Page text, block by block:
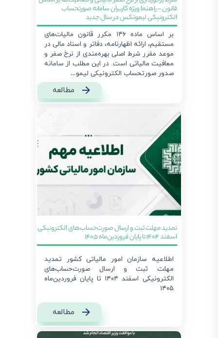
قانون – راهنما ویژه کاربران سامانه صورتحساب
الکترونیکی لیموتکس در سال جدید
بر اساس ماده ۱۴۶ مکرر قانون مالیات‌های
مستقیم، ارائه اظهارنامه، دفاتر و اسناد مالی در
موعد مقرر شرط اصلی بهره‌مندی از نرخ صفر و
معافیت مالیاتی است. در این مطلب از سامانه
صدور صورتحساب الکترونیکی لیمو…
مطالعه
تمدید مهلت ثبت و ارسال صورت‌حساب‌های الکترونیکی
اسفند ۱۴۰۴ تا پایان فروردین‌ماه ۱۴۰۵
اطلاعیه سازمان امور مالیاتی کشور تمدید
مهلت ثبت و ارسال صورت‌حساب‌های
الکترونیکی اسفند ۱۴۰۴ تا پایان فروردین‌ماه
۱۴۰۵
مطالعه